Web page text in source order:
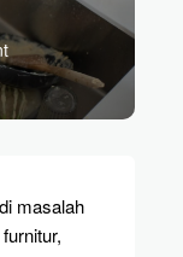
masalah